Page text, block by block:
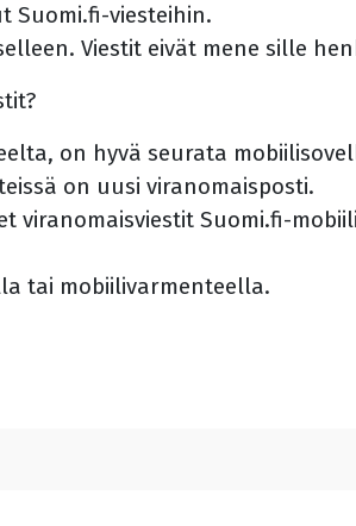
Suomi.fi-viesteihin.
Viestit eivät mene sille
on hyvä seurata
on uusi viranomaisposti.
viranomaisviestit Suomi.fi-
tai mobiilivarmenteella.